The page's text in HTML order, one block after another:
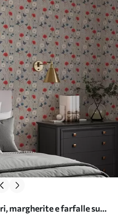
margherite e farfalle su